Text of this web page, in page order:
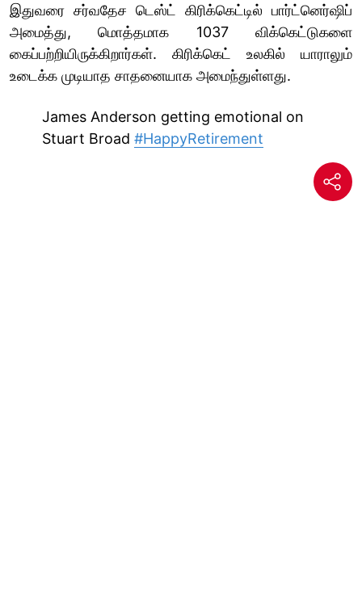
இதுவரை சர்வதேச டெஸ்ட் கிரிக்கெட்டில் பார்ட்னெர்ஷிப்
அமைத்து, மொத்தமாக 1037 விக்கெட்டுகளை
கைப்பற்றியிருக்கிறார்கள். கிரிக்கெட் உலகில் யாராலும்
உடைக்க முடியாத சாதனையாக அமைந்துள்ளது.
James Anderson getting emotional on
Stuart Broad #HappyRetirement